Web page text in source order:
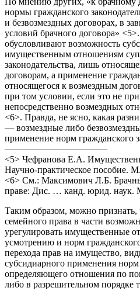
нормы гражданского
и безвозмездных договорах, в
условий брачного договора»
обусловливают возможность
имущественным отношениям
законодательства, лишь
договорам, а применение
относящегося к возмездным
при том условии, если это не
непосредственно возмездных
<6>. Правда, не ясно, какая
— возмездные либо
применение норм гражданского
———————————
<5> Чефранова Е.А.
Научно-практическое пособие.
<6> См.: Максимович Л.Б.
праве: Дис. … канд. юрид. наук.
Таким образом, можно признать,
семейного права в части
урегулировать имущественные
усмотрению и норм
перехода прав на имущество,
субсидиарного применения норм
определяющего отношения по
либо в разрешительном порядке